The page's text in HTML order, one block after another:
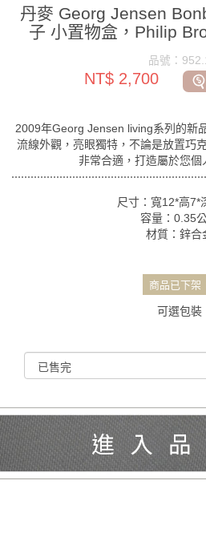
丹麥 Georg Jensen
子 小置物盒，Philip
品號：
NT$ 2,700
2009年Georg Jensen living系列的新
流線外觀，亮眼獨特，不論是放置巧
非常合適，打造屬於您個
尺寸：寬12*高7*
容量：0.35
材質：鋅合
商品已下架
可選包裝